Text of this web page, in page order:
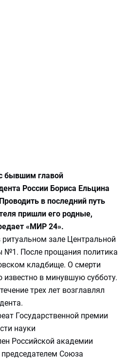
бывшим главой
России Бориса Ельцина
в последний путь
пришли его родные,
«МИР 24».
зале Центральной
№1. После прощания политика
кладбище. О смерти
известно в минувшую субботу.
трех лет возглавлял
Государственной премии
науки
Российской академии
Союза